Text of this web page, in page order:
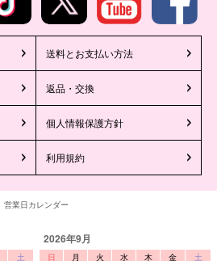
送料とお支払い方法
返品・交換
個人情報保護方針
利用規約
営業日カレンダー
土
2026年9月
日 月 火 水 木 金
土